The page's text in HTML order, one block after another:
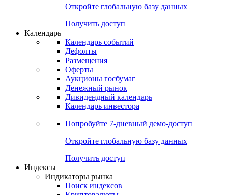
Откройте глобальную базу данных
Получить доступ
Календарь
Календарь событий
Дефолты
Размещения
Оферты
Аукционы госбумаг
Денежный рынок
Дивидендный календарь
Календарь инвестора
Попробуйте 7-дневный демо-доступ
Откройте глобальную базу данных
Получить доступ
Индексы
Индикаторы рынка
Поиск индексов